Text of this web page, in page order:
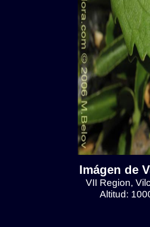
Imágen de
VII Region,
Altitud: